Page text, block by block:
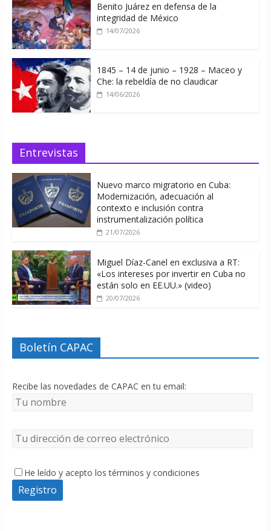
Benito Juárez en defensa de la
integridad de México
14/07/2026
1845 – 14 de junio – 1928 – Maceo y
Che: la rebeldía de no claudicar
14/06/2026
Entrevistas
Nuevo marco migratorio en Cuba:
Modernización, adecuación al
contexto e inclusión contra
instrumentalización política
21/07/2026
Miguel Díaz-Canel en exclusiva a RT:
«Los intereses por invertir en Cuba no
están solo en EE.UU.» (video)
20/07/2026
Boletín CAPAC
Recibe las novedades de CAPAC en tu email:
He leído y acepto los términos y condiciones